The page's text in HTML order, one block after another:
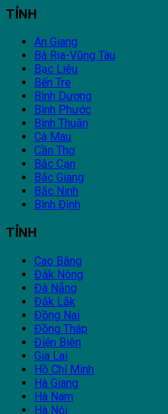
TỈNH
An Giang
Bà Rịa-Vũng Tàu
Bạc Liêu
Bến Tre
Bình Dương
Bình Phước
Bình Thuận
Cà Mau
Cần Thơ
Bắc Cạn
Bắc Giang
Bắc Ninh
Bình Định
TỈNH
Cao Bằng
Đắk Nông
Đà Nẵng
Đắk Lắk
Đồng Nai
Đồng Tháp
Điện Biên
Gia Lai
Hồ Chí Minh
Hà Giang
Hà Nam
Hà Nội